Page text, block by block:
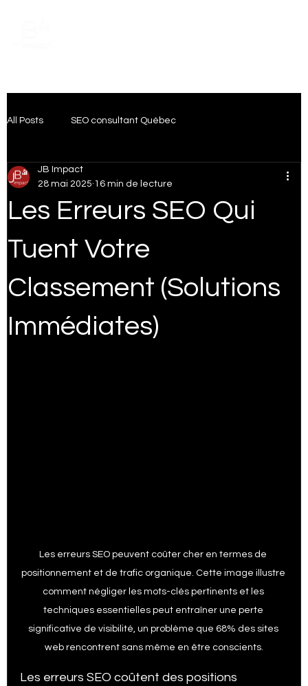
All Posts SEO consultant Québec
Transformation Digitale
SEO Local Québec IA & Marketing numérique
Trucs et astuGoogle ads spécialiste
trucs et Astuces Google shopping SEO Services
Statistiques Vidéos Tik Tok Agence SEO à Québec
Les Erreurs SEO Qui
Tuent Votre
Classement (Solutions
Immédiates)
JB Impact
28 mai 2025 16 min de lecture
Les erreurs SEO peuvent coûter cher en termes de
positionnement et de trafic organique. Cette image illustre
comment négliger les mots-clés pertinents et les
techniques essentielles peut entraîner une perte
significative de visibilité, un problème que 68% des sites
web rencontrent sans même en être conscients.
Les erreurs SEO coûtent des positions